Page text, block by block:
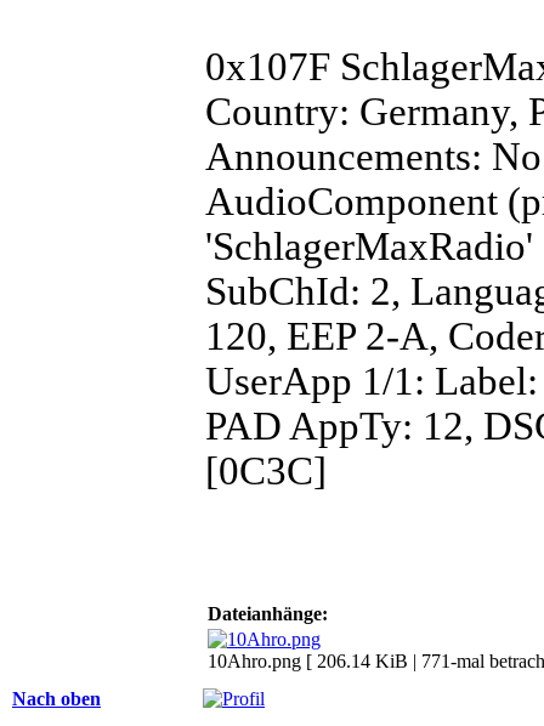
0x107F
Country: Germany,
Announcements: No
AudioComponent
SubChId: 2,
120, EEP 2-A,
UserApp 1/1:
PAD AppTy: 12,
[0C3C]
Dateianhänge:
10Ahro.png [ 206.14 KiB | 771-mal
Nach oben